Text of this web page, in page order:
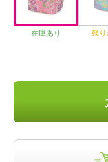
在庫あり 残